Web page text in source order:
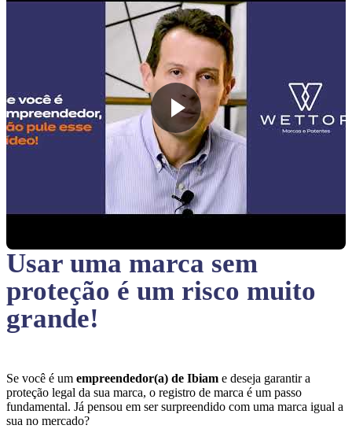
Usar uma marca sem
proteção é um risco muito
grande!
Se você é um empreendedor(a) de Ibiam e deseja garantir a
proteção legal da sua marca, o registro de marca é um passo
fundamental. Já pensou em ser surpreendido com uma marca igual a
sua no mercado?